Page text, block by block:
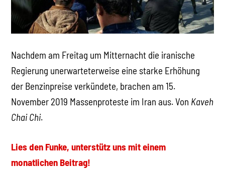
Nachdem am Freitag um Mitternacht die iranische
Regierung unerwarteterweise eine starke Erhöhung
der Benzinpreise verkündete, brachen am 15.
November 2019 Massenproteste im Iran aus. Von Kaveh
Chai Chi.
Lies den Funke, unterstütz uns mit einem
monatlichen Beitrag!